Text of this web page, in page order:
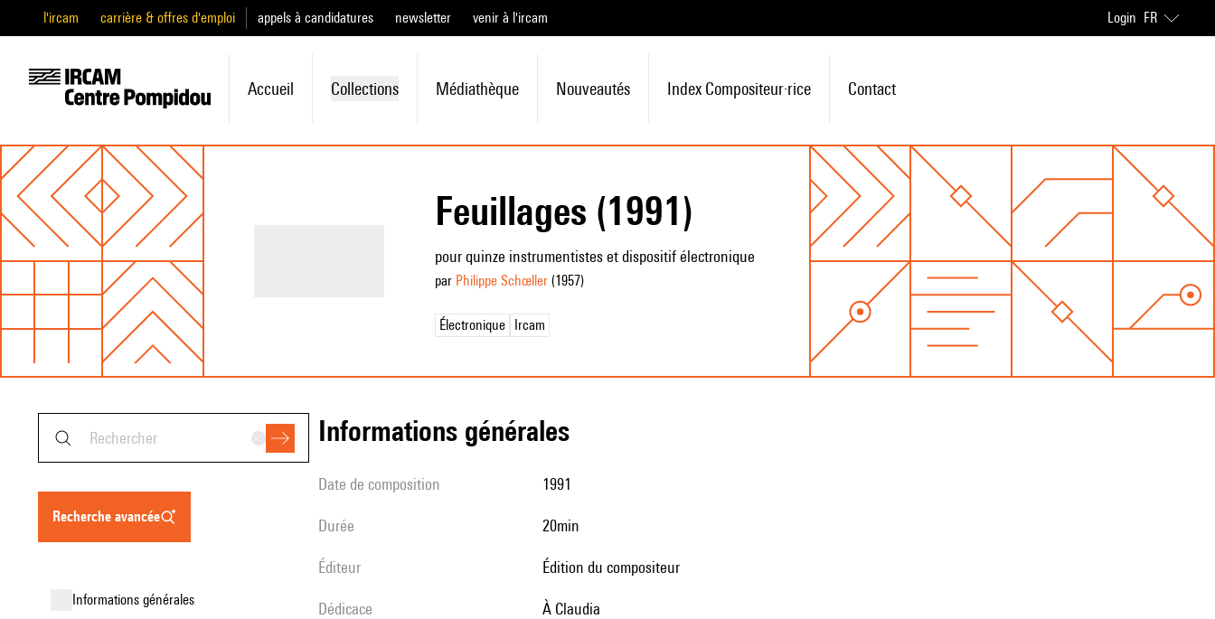
l'ircam carrière & offres d'emploi appels à candidatures newsletter venir à l'ircam Login FR
Accueil Collections Médiathèque Nouveautés Index Compositeur·rice Contact
Feuillages (1991)
pour quinze instrumentistes et dispositif électronique
par Philippe Schœller(1957)
Électronique Ircam
recherche avancée
informations générales
informations générales
date de composition 1991
durée 20min
éditeur édition du compositeur
Dédicace à Claudia